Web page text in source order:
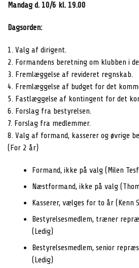
Mandag d. 10/6 kl. 19.00
Dagsorden:
1. Valg af dirigent.
2. Formandens beretning om klubben i
3. Fremlæggelse af revideret regnskab.
4. Fremlæggelse af budget for det
5. Fastlæggelse af kontingent for det
6. Forslag fra bestyrelsen.
7. Forslag fra medlemmer.
8. Valg af formand, kasserer og øvrige
(For 2 år)
Formand, ikke på valg (Milen
Næstformand, ikke på valg
Kasserer, vælges for to år (Kenn
Bestyrelsesmedlem, træner
(Ledig)
Bestyrelsesmedlem, senior
(Ledig)